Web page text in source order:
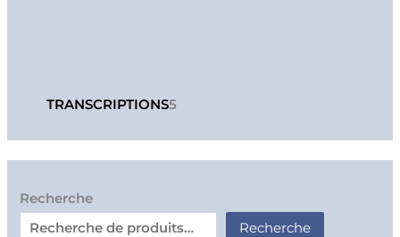
TRANSCRIPTIONS5
Recherche
Recherche